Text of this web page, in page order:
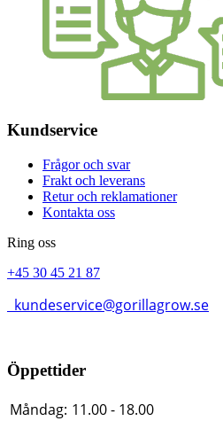
Kundservice
Frågor och svar
Frakt och leverans
Retur och reklamationer
Kontakta oss
Ring oss
+45 30 45 21 87
kundeservice@gorillagrow.se
Öppettider
Måndag: 11.00 - 18.00